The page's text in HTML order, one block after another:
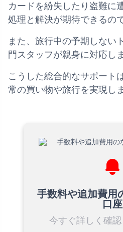
カードを紛失したり盗難に
処理と解決が期待できるの
また、旅行中の予期しない
門スタッフが親身に対応し
こうした総合的なサポート
常の買い物や旅行を実現し
手数料や追加費用
口座
今すぐ詳しく確認